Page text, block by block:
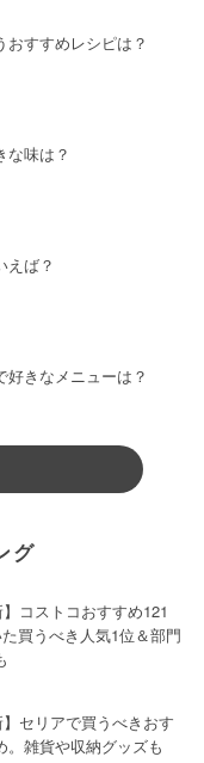
おすすめレシピは？
な味は？
えば？
好きなメニューは？
グ
】コストコおすすめ121
買うべき人気1位＆部門
】セリアで買うべきおす
。雑貨や収納グッズも